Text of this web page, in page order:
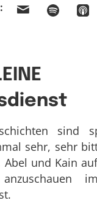
sind
sehr, sehr
Abel und Kain
im